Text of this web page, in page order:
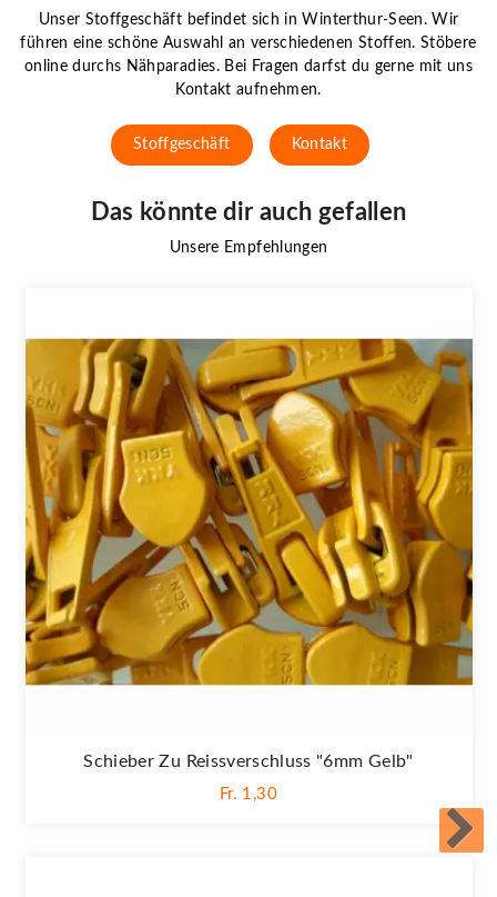
Unser Stoffgeschäft befindet sich in Winterthur-Seen. Wir
führen eine schöne Auswahl an verschiedenen Stoffen. Stöbere
online durchs Nähparadies. Bei Fragen darfst du gerne mit uns
Kontakt aufnehmen.
Stoffgeschäft Kontakt
Das könnte dir auch gefallen
Unsere Empfehlungen
Schieber Zu Reissverschluss "6mm Gelb"
Fr. 1,30